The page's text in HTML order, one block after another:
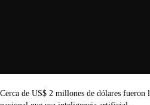
Cerca de US$ 2 millones de dólares fueron